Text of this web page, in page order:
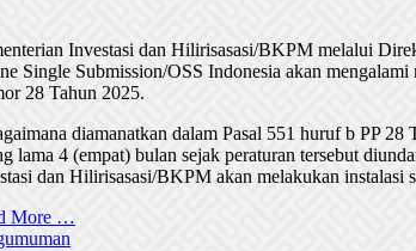
Investasi dan Hilirisasasi/BKPM melalui
Single Submission/OSS Indonesia akan mengalami
28 Tahun 2025.
diamanatkan dalam Pasal 551 huruf b PP
lama 4 (empat) bulan sejak peraturan tersebut
dan Hilirisasasi/BKPM akan melakukan instalasi
More …